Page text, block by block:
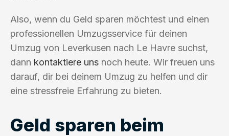
Also, wenn du Geld sparen möchtest und einen
professionellen Umzugsservice für deinen
Umzug von Leverkusen nach Le Havre suchst,
dann kontaktiere uns noch heute. Wir freuen uns
darauf, dir bei deinem Umzug zu helfen und dir
eine stressfreie Erfahrung zu bieten.
Geld sparen beim